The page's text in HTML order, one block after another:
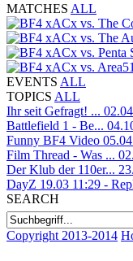
MATCHES ALL
xACx vs. The
xACx vs. The
xACx vs. Penta
xACx vs. Area51
EVENTS ALL
TOPICS ALL
Ihr seit Gefragt! ...
Battlefield 1 - Be...
Funny BF4 Video
Film Thread - Was ...
Der Klub der 110er...
DayZ 19.03 11:29 -
SEARCH
Copyright 2013-2014